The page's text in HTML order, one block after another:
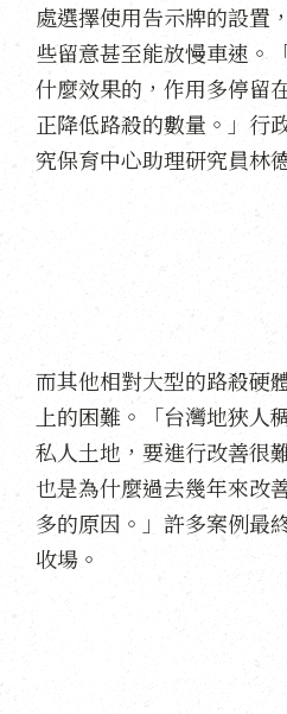
處選擇使用告示牌的設置
些留意甚至能放慢車速。
什麼效果的，作用多停留
正降低路殺的數量。」行
究保育中心助理研究員林
而其他相對大型的路殺硬
上的困難。「台灣地狹人
私人土地，要進行改善很
也是為什麼過去幾年來改
多的原因。」許多案例最
收場。